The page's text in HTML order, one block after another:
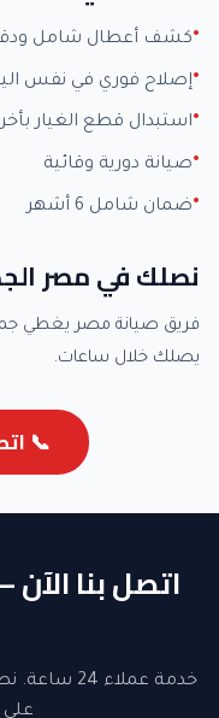
كشف أعطال شامل
إصلاح فوري في نفس
استبدال قطع الغيار
صيانة دورية وقائية
ضمان شامل 6 أشهر
نصلك في مصر
فريق صيانة مصر يغطي
يصلك خلال ساعات.
📞 اتصل:
اتصل بنا
خدمة
على